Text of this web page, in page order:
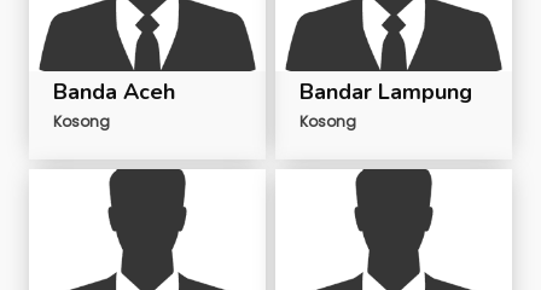
Banda Aceh
Kosong
Bandar Lampung
Kosong